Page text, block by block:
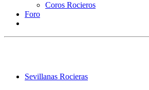
Coros Rocieros
Foro
Sevillanas Rocieras